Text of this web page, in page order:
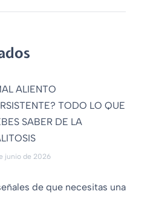
ALIENTO
TODO LO QUE
SABER DE LA
junio de 2026
de que necesitas una